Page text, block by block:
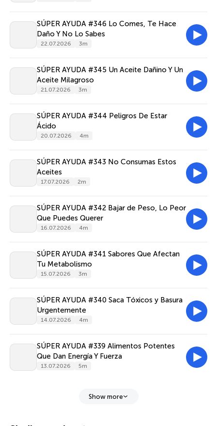
SÚPER AYUDA #346 Lo Comes, Te Hace
Daño Y No Lo Sabes
22.07.2026 3m
SÚPER AYUDA #345 Un Aceite Dañino Y Un
Aceite Milagroso
21.07.2026 3m
SÚPER AYUDA #344 Peligros De Estar
Ácido
20.07.2026 4m
SÚPER AYUDA #343 No Consumas Estos
Aceites
17.07.2026 2m
SÚPER AYUDA #342 Bajar de Peso, Lo Peor
Que Puedes Querer
16.07.2026 4m
SÚPER AYUDA #341 Sabores Que Afectan
Tu Metabolismo
15.07.2026 3m
SÚPER AYUDA #340 Saca Tóxicos y Basura
Urgentemente
14.07.2026 4m
SÚPER AYUDA #339 Alimentos Potentes
Que Dan Energía Y Fuerza
13.07.2026 5m
Show more